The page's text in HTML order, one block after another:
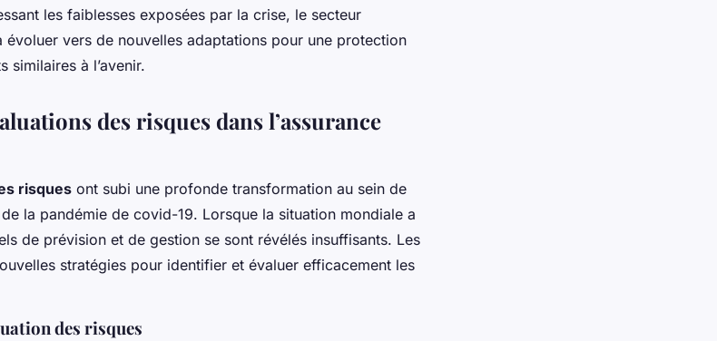
les faiblesses exposées par la crise, le secteur
évoluer vers de nouvelles adaptations pour une protection
similaires à l’avenir.
des risques dans l’assurance
risques ont subi une profonde transformation au sein de
de la pandémie de covid-19. Lorsque la situation mondiale a
de prévision et de gestion se sont révélés insuffisants. Les
stratégies pour identifier et évaluer efficacement les
des risques